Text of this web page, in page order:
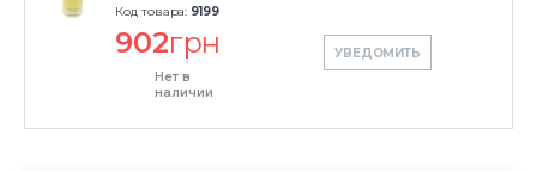
Код товара: 9199
902грн
Нет в
наличии
УВЕДОМИТЬ